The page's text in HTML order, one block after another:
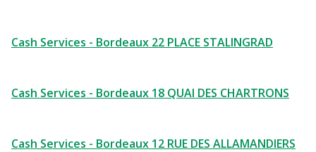
Cash Services - Bordeaux 22 PLACE STALINGRAD
Cash Services - Bordeaux 18 QUAI DES CHARTRONS
Cash Services - Bordeaux 12 RUE DES ALLAMANDIERS